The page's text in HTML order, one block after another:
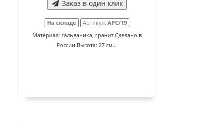
Заказ в один клик
На складе Артикул: АРС/19
Материал: гальваника, гранит.Сделано в
России.Высота: 27 см...